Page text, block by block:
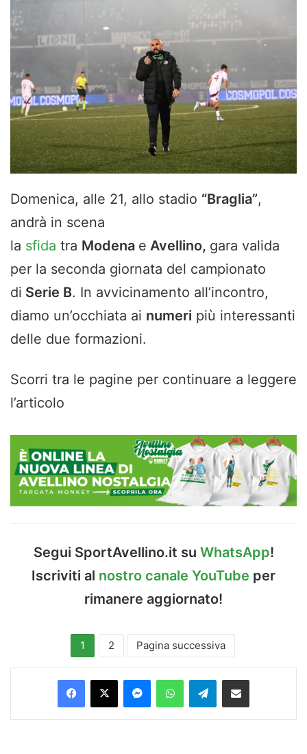
Domenica, alle 21, allo stadio “Braglia”,
andrà in scena
la sfida tra Modena e Avellino, gara valida
per la seconda giornata del campionato
di Serie B. In avvicinamento all’incontro,
diamo un’occhiata ai numeri più interessanti
delle due formazioni.
Scorri tra le pagine per continuare a leggere
l’articolo
Segui SportAvellino.it su WhatsApp!
Iscriviti al nostro canale YouTube per
rimanere aggiornato!
1 2 Pagina successiva
Facebook
X MessengerWhatsAppTelegramCondividi via Email